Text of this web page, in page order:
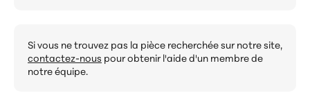
Si vous ne trouvez pas la pièce recherchée sur notre site,
contactez-nous pour obtenir l'aide d'un membre de
notre équipe.